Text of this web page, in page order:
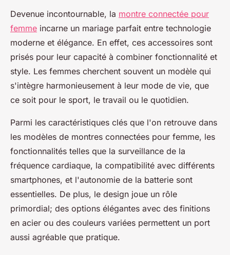
Devenue incontournable, la montre connectée pour
femme incarne un mariage parfait entre technologie
moderne et élégance. En effet, ces accessoires sont
prisés pour leur capacité à combiner fonctionnalité et
style. Les femmes cherchent souvent un modèle qui
s'intègre harmonieusement à leur mode de vie, que
ce soit pour le sport, le travail ou le quotidien.
Parmi les caractéristiques clés que l'on retrouve dans
les modèles de montres connectées pour femme, les
fonctionnalités telles que la surveillance de la
fréquence cardiaque, la compatibilité avec différents
smartphones, et l'autonomie de la batterie sont
essentielles. De plus, le design joue un rôle
primordial; des options élégantes avec des finitions
en acier ou des couleurs variées permettent un port
aussi agréable que pratique.